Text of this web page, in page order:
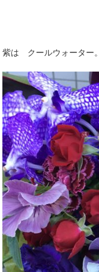
紫は クールウォーター。